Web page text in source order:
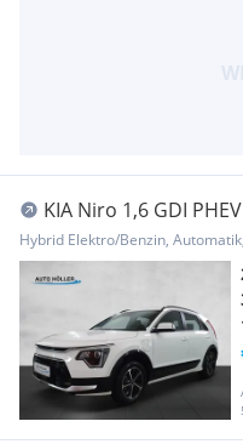
KIA Niro 1,6 GDI
Hybrid Elektro/Benzin,